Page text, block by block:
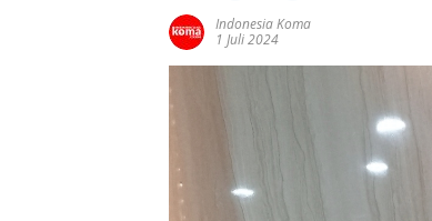
Indonesia Koma
1 Juli 2024